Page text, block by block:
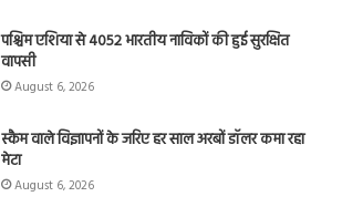
पश्चिम एशिया से 4052 भारतीय नाविकों की हुई सुरक्षित
वापसी
August 6, 2026
स्कैम वाले विज्ञापनों के जरिए हर साल अरबों डॉलर कमा रहा
मेटा
August 6, 2026